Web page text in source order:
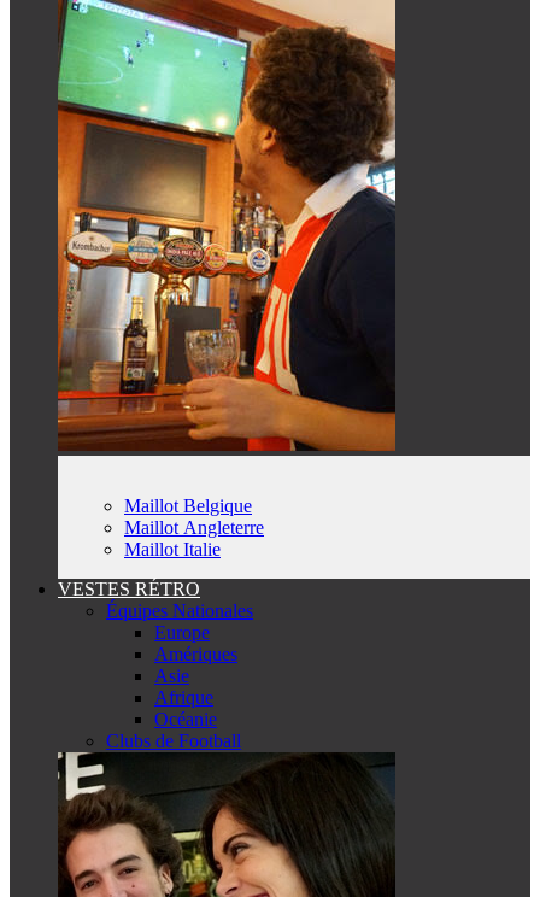
Maillot Belgique
Maillot Angleterre
Maillot Italie
VESTES RÉTRO
Équipes Nationales
Europe
Amériques
Asie
Afrique
Océanie
Clubs de Football